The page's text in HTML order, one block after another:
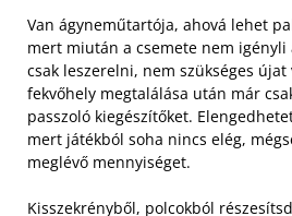
Van ágyneműtartója, ahová lehet
mert miután a csemete nem igényli
csak leszerelni, nem szükséges
fekvőhely megtalálása után már
passzoló kiegészítőket.
mert játékból soha nincs elég,
meglévő mennyiséget.
Kisszekrényből, polcokból